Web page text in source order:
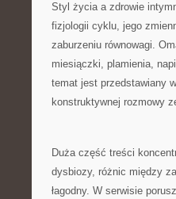
Styl życia a zdrowie
fizjologii cyklu, jego
zaburzeniu równowagi.
miesiączki, plamienia,
temat jest przedstawiany
konstruktywnej rozmowy
Duża część treści
dysbiozy, różnic między
łagodny. W serwisie